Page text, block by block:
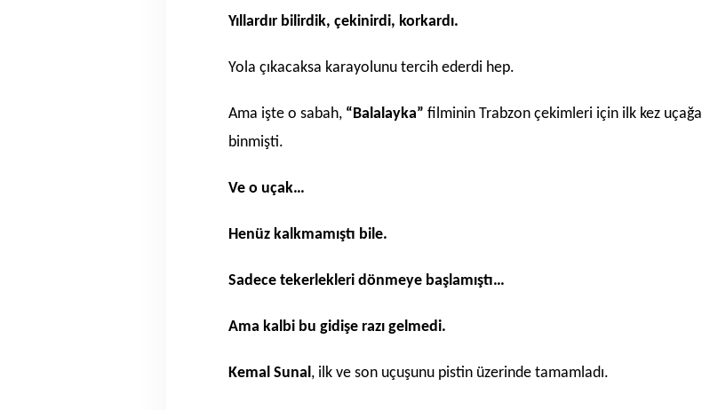
Yıllardır bilirdik, çekinirdi, korkardı.
Yola çıkacaksa karayolunu tercih ederdi hep.
Ama işte o sabah, “Balalayka” filminin Trabzon çekimleri için ilk kez uçağa
binmişti.
Ve o uçak…
Henüz kalkmamıştı bile.
Sadece tekerlekleri dönmeye başlamıştı…
Ama kalbi bu gidişe razı gelmedi.
Kemal Sunal, ilk ve son uçuşunu pistin üzerinde tamamladı.